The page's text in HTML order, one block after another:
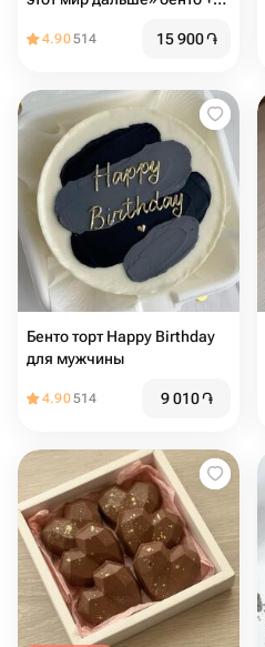
4.90514 15 900֏
Бенто торт Happy Birthday
для мужчины
4.90514 9 010֏